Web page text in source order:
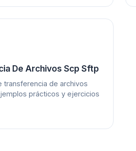
De Archivos Scp Sftp
transferencia de archivos
prácticos y ejercicios